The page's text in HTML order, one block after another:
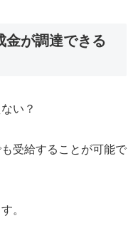
金が調達できる
い？
受給することが可能で
。